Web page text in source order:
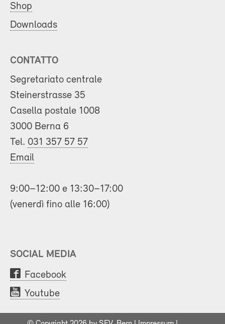
Shop
Downloads
CONTATTO
Segretariato centrale
Steinerstrasse 35
Casella postale 1008
3000 Berna 6
Tel. 031 357 57 57
Email
9:00–12:00 e 13:30–17:00
(venerdì fino alle 16:00)
SOCIAL MEDIA
Facebook
Youtube